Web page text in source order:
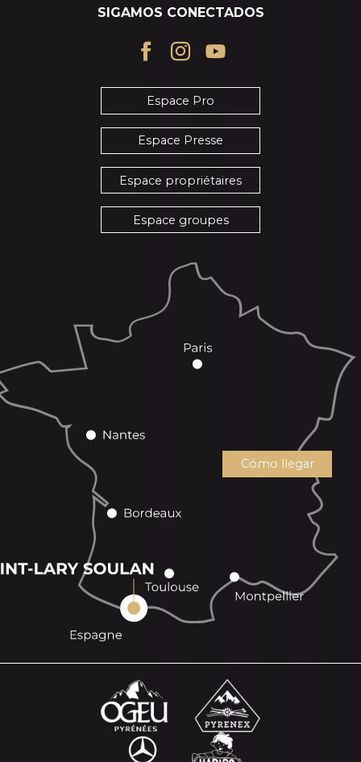
SIGAMOS CONECTADOS
Espace Pro
Espace Presse
Espace propriétaires
Espace groupes
Cómo llegar